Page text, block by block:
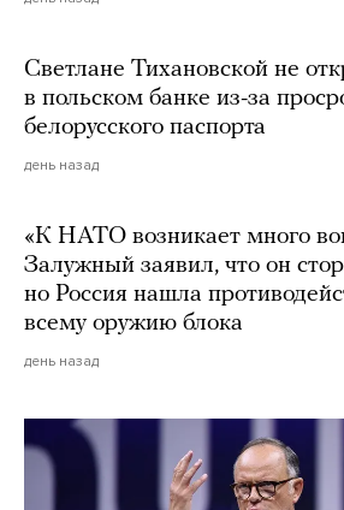
Светлане Тихановской не
в польском банке из-за
белорусского паспорта
день назад
«К НАТО возникает много
Залужный заявил, что он
но Россия нашла
всему оружию блока
день назад